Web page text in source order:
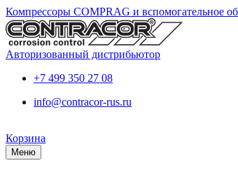
Компрессоры COMPRAG и вспомогательное
Авторизованный дистрибьютор
+7 499 350 27 08
info@contracor-rus.ru
Корзина
Меню